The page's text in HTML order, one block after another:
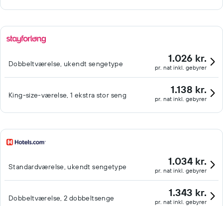
Dobbeltværelse, ukendt sengetype 1.026 kr.
pr. nat inkl. gebyrer
King-size-værelse, 1 ekstra stor seng 1.138 kr.
pr. nat inkl. gebyrer
Standardværelse, ukendt sengetype 1.034 kr.
pr. nat inkl. gebyrer
Dobbeltværelse, 2 dobbeltsenge 1.343 kr.
pr. nat inkl. gebyrer